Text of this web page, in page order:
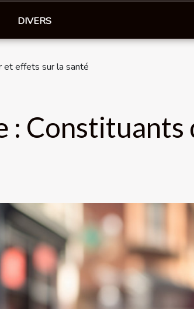
DIVERS
et effets sur la santé
Constituants